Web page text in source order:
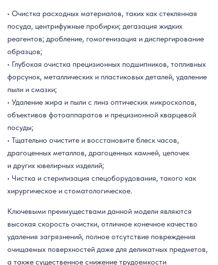
• Очистка расходных материалов, таких как стеклянная
посуда, центрифужные пробирки; дегазация жидких
реагентов; дробление, гомогенизация и диспергирование
образцов;
• Глубокая очистка прецизионных подшипников, топливных
форсунок, металлических и пластиковых деталей, удаление
пыли и смазки;
• Удаление жира и пыли с линз оптических микроскопов,
объективов фотоаппаратов и прецизионной кварцевой
посуды;
• Тщательно очистите и восстановите блеск часов,
драгоценных металлов, драгоценных камней, цепочек
и других ювелирных изделий;
• Чистка и стерилизация спецоборудования, такого как
хирургическое и стоматологическое.
Ключевыми преимуществами данной модели являются
высокая скорость очистки, отличное конечное качество
удаления загрязнений, полное отсутствие повреждения
очищаемых поверхностей даже для деликатных предметов,
а также существенное снижение трудоемкости